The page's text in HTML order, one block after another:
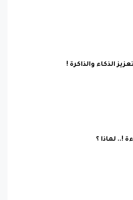
الذكاء والذاكرة !
!.. لماذا ؟